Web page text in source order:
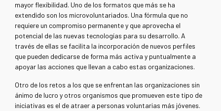
mayor flexibilidad. Uno de los formatos que más se ha
extendido son los microvoluntariados. Una fórmula que no
requiere un compromiso permanente y que aprovecha el
potencial de las nuevas tecnologías para su desarrollo. A
través de ellas se facilita la incorporación de nuevos perfiles
que pueden dedicarse de forma más activa y puntualmente a
apoyar las acciones que llevan a cabo estas organizaciones.
Otro de los retos a los que se enfrentan las organizaciones sin
ánimo de lucro y otros organismos que promueven este tipo de
iniciativas es el de atraer a personas voluntarias más jóvenes.